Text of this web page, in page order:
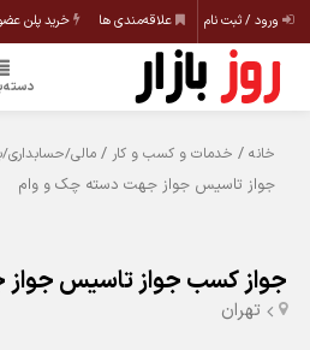
ورود / ثبت نام علاقه‌مندی ها خرید پلن
خانه / خدمات و کسب و کار /مالی/حسابداری/
جواز تاسیس جواز جهت دسته چک و وام
جواز کسب جواز تاسیس
تهران